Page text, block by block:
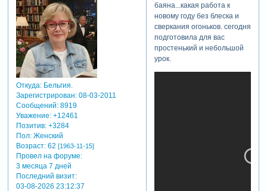
Откуда:Бельгия.
Зарегистрирован: 08-03-2011
Сообщений:8919
Уважение: +12461
Позитив: +3284
Пол:Женский
Возраст:62 [1963-11-15]
Провел на форуме:
3 месяца 7 дней
Последний визит:
03-08-2026 23:12:37
баяна...какая работа к
новому году без блеска и
сверкания огоньков. сегодня
подготовила для вас
простенький и небольшой
урок.